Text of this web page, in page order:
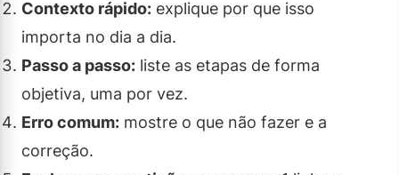
Contexto rápido: explique por que isso
importa no dia a dia.
Passo a passo: liste as etapas de forma
objetiva, uma por vez.
Erro comum: mostre o que não fazer e a
correção.